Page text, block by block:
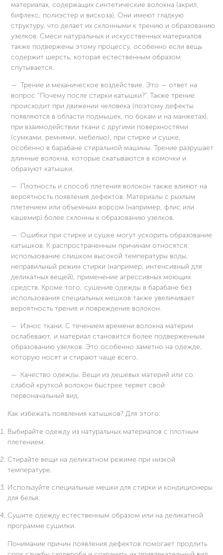
материалах, содержащих синтетические волокна (акрил,
бифлекс, полиэстер и вискоза). Они имеют гладкую
структуру, что делает их склонными к трению и образованию
узелков. Смеси натуральных и искусственных материалов
также подвержены этому процессу, особенно если вещь
содержит шерсть, которая естественным образом
спутывается.
Трение и механическое воздействие. Это — ответ на
вопрос “Почему после стирки катышки?”. Также трение
происходит при движении человека (поэтому дефекты
появляются в области подмышек, по бокам и на манжетах),
при взаимодействии ткани с другими поверхностями
(сумками, ремнями, мебелью), при стирке и сушке,
особенно в барабане стиральной машины. Трение разрушает
длинные волокна, которые скатываются в комочки и
образуют катышки.
Плотность и способ плетения волокон также влияют на
вероятность появления дефектов. Материалы с рыхлым
плетением или объемным ворсом (например, флис или
кашемир) более склонны к образованию узелков.
Ошибки при стирке и сушке могут ускорить образование
катышков. К распространенным причинам относятся:
использование слишком высокой температуры воды,
неправильный режим стирки (например, интенсивный для
деликатных вещей), применение агрессивных моющих
средств. Кроме того, сушение одежды в барабане без
использования специальных мешков также увеличивает
вероятность трения и повреждения волокон.
Износ ткани. С течением времени волокна материи
ослабевают, и материал становится более подверженным
образованию узелков. Это особенно заметно на одежде,
которую носят и стирают чаще всего.
Качество одежды. Вещи из дешевых материй или со
слабой круткой волокон быстрее теряет свой
первоначальный вид.
Как избежать появления катышков? Для этого:
Выбирайте одежду из натуральных материалов с плотным
плетением.
Стирайте вещи на деликатном режиме при низкой
температуре.
Используйте специальные мешки для стирки и кондиционеры
для белья.
Сушите одежду естественным образом или на деликатной
программе сушилки.
Понимание причин появления дефектов помогает продлить